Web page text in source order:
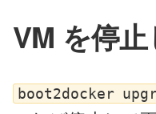
VM を停
boot2docker